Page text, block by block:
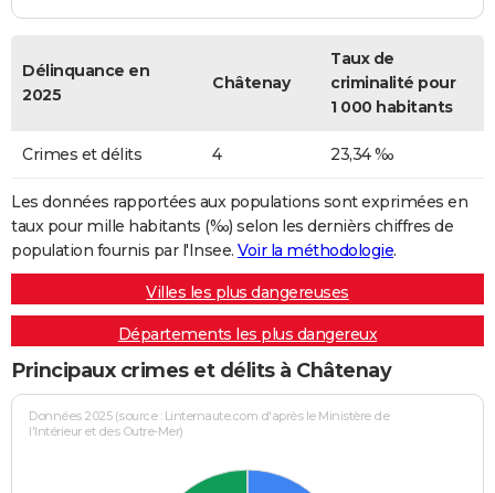
Délinquance en
2025
Châtenay
Taux de
criminalité pour
1 000 habitants
Crimes et délits 4 23,34 ‰
Les données rapportées aux populations sont exprimées en
taux pour mille habitants (‰) selon les dernièrs chiffres de
population fournis par l'Insee. Voir la méthodologie.
Villes les plus dangereuses
Départements les plus dangereux
Principaux crimes et délits à Châtenay
Données 2025 (source : Linternaute.com d'après le Ministère de
l'Intérieur et des Outre-Mer)